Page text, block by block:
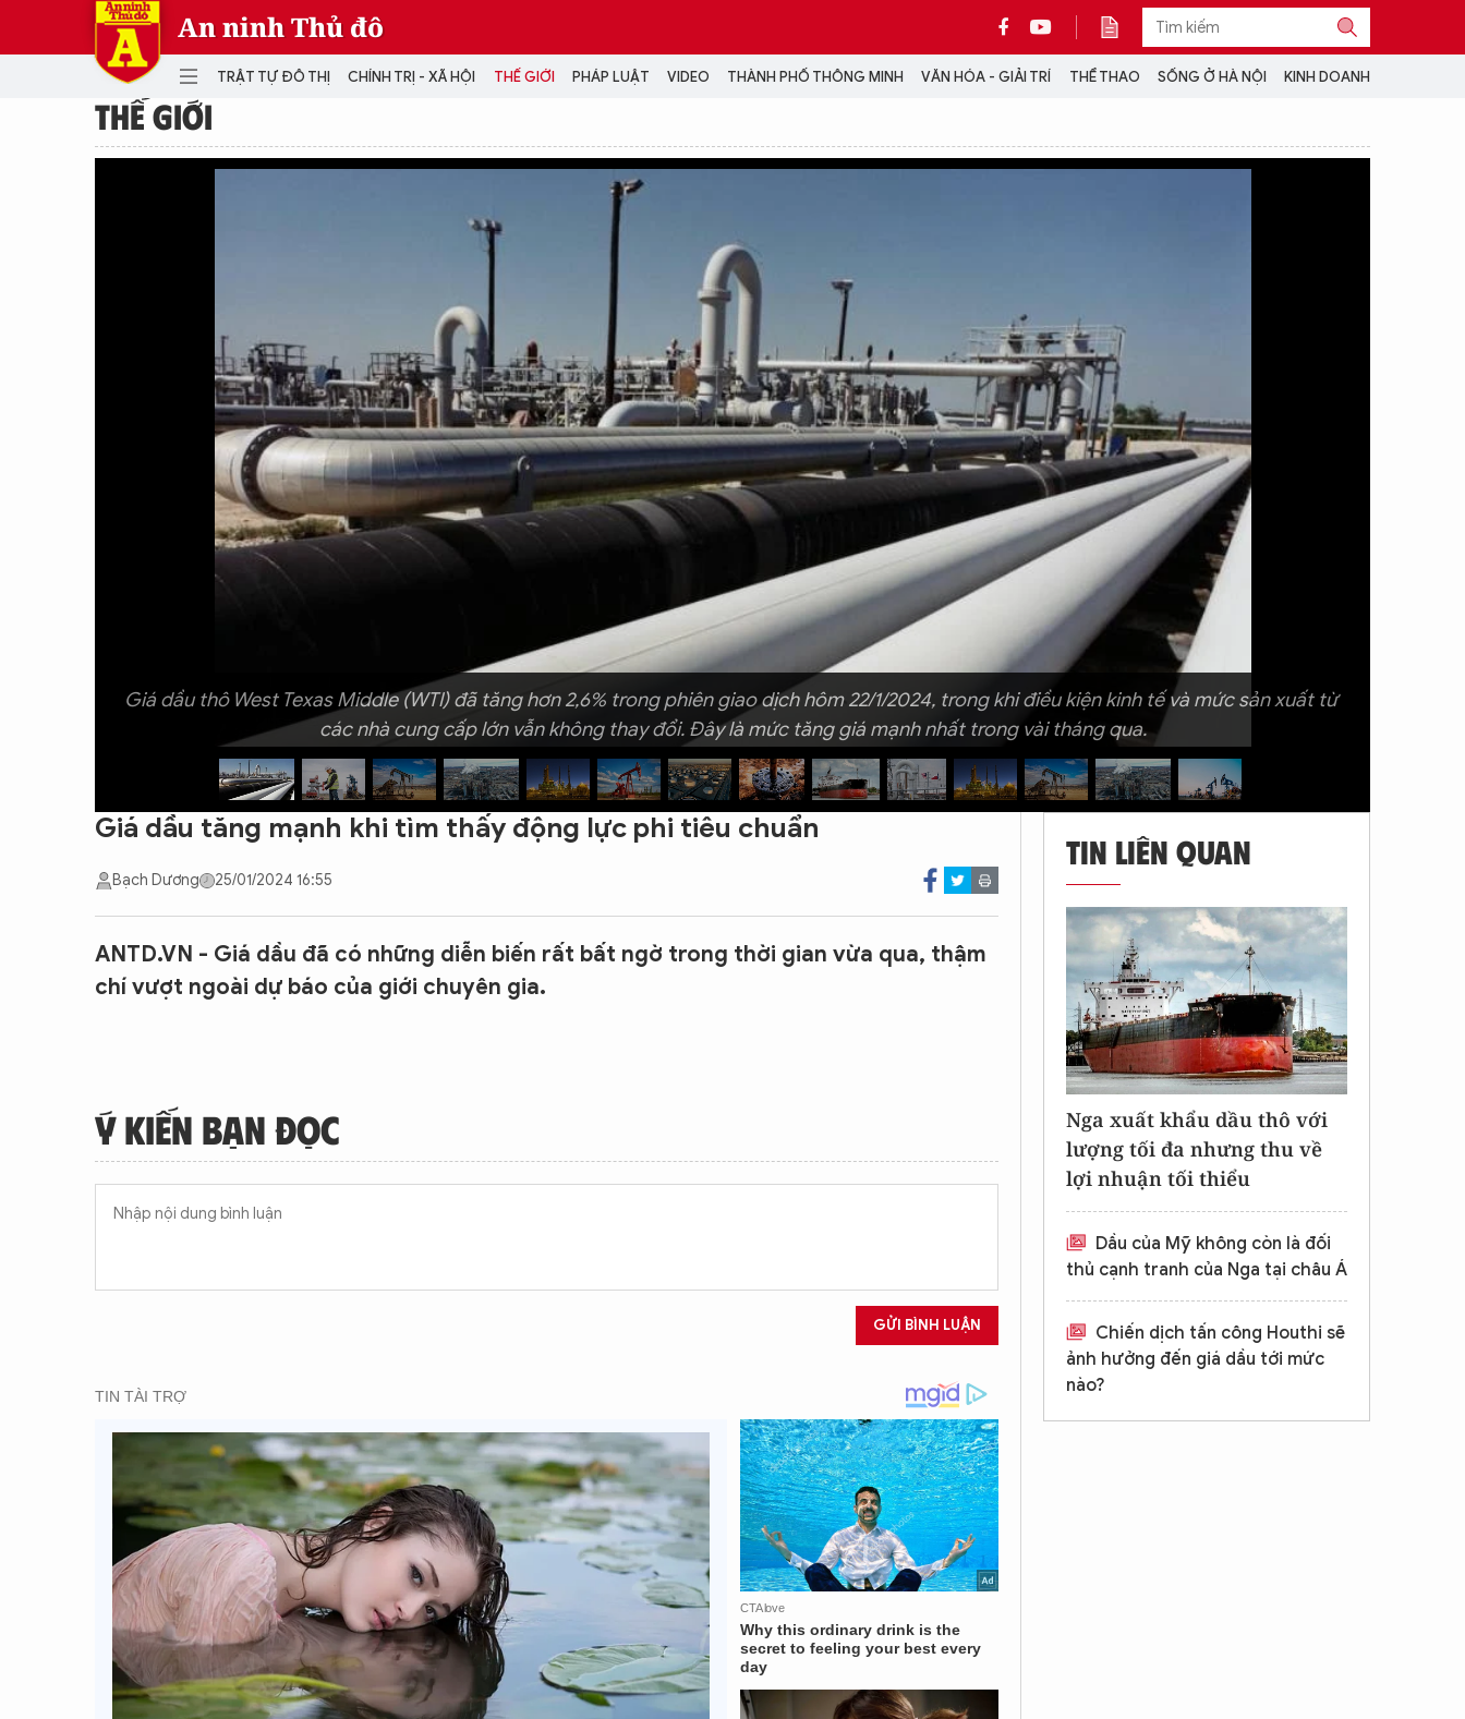
An ninh Thủ đô
TRẬT TỰ ĐÔ THỊ CHÍNH TRỊ - XÃ HỘI THẾ GIỚI PHÁP LUẬT VIDEO THÀNH PHỐ THÔNG MINH VĂN HÓA - GIẢI TRÍ THỂ THAO SỐNG Ở HÀ NỘI KINH DOANH
Đại hội Đảng
PHÁP LUẬT
VĂN HÓA - GIẢI TRÍ
THỂ THAO
SỐNG Ở HÀ NỘI
KINH DOANH
MULTIMEDIA
Podcast
Video
Ảnh
Infographic
CON ĐƯỜNG KHỞI NGHIỆP
LONGFORM
INFOGRAPHIC
LỊCH VẠN SỰ
THẾ GIỚI
Giá dầu thô West Texas Middle (WTI) đã tăng hơn 2,6% trong phiên giao dịch hôm 22/1/2024, trong khi điều kiện kinh tế và mức sản xuất từ ​​
các nhà cung cấp lớn vẫn không thay đổi. Đây là mức tăng giá mạnh nhất trong vài tháng qua.
Giá dầu tăng mạnh khi tìm thấy động lực phi tiêu chuẩn
Bạch Dương 25/01/2024 16:55
ANTD.VN - Giá dầu đã có những diễn biến rất bất ngờ trong thời gian vừa qua, thậm
chí vượt ngoài dự báo của giới chuyên gia.
Ý KIẾN BẠN ĐỌC
GỬI BÌNH LUẬN
TIN LIÊN QUAN
Nga xuất khẩu dầu thô với
lượng tối đa nhưng thu về
lợi nhuận tối thiểu
Dầu của Mỹ không còn là đối
thủ cạnh tranh của Nga tại châu Á
Chiến dịch tấn công Houthi sẽ
ảnh hưởng đến giá dầu tới mức
nào?